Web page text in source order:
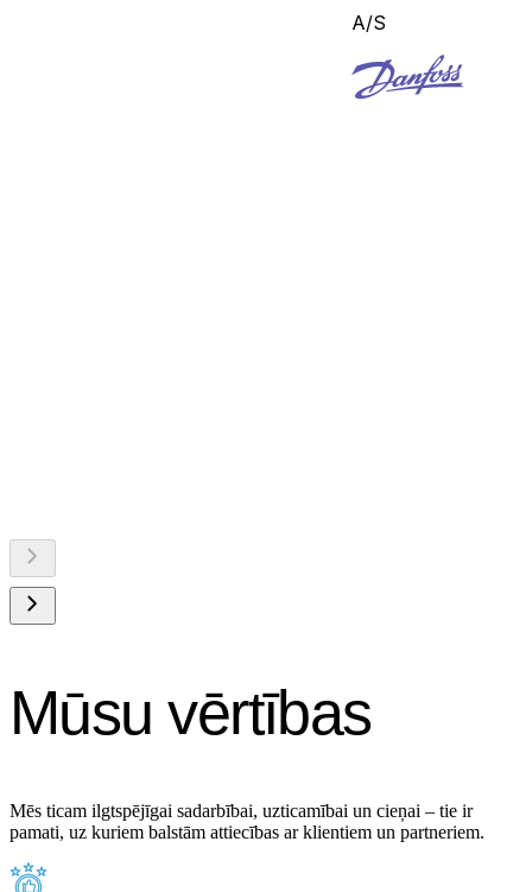
A/S
Mūsu vērtības
Mēs ticam ilgtspējīgai sadarbībai, uzticamībai un cieņai – tie ir
pamati, uz kuriem balstām attiecības ar klientiem un partneriem.